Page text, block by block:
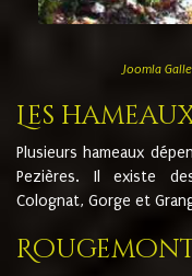
Joomla
Les
Plusieurs hameaux
Pezières. Il existe
Colognat, Gorge et